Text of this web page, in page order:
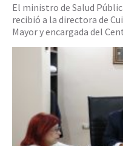
El ministro de Salud
recibió a la directora de
Mayor y encargada del